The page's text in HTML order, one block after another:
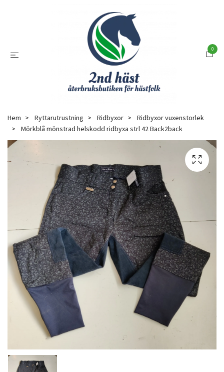
0
Hem Ryttarutrustning Ridbyxor
Ridbyxor vuxenstorlek
Mörkblå mönstrad helskodd ridbyxa strl 42 Back2back